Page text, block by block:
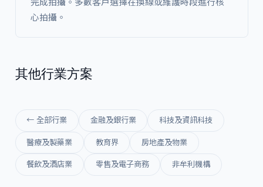
心拍攝。
其他行業方案
← 全部行業 金融及銀行業 科技及資訊科技
醫療及製藥業 教育界 房地產及物業
餐飲及酒店業 零售及電子商務 非牟利機構